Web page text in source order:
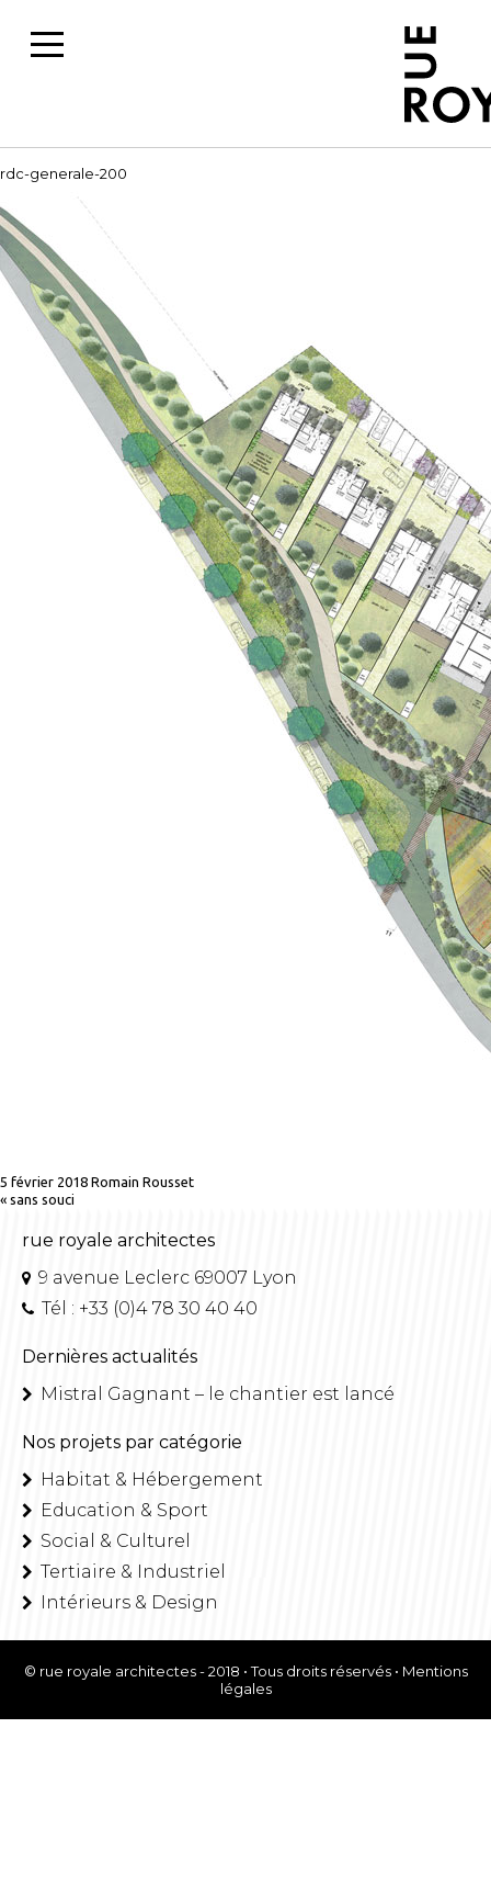
rdc-generale-200
5 février 2018 Romain Rousset
« sans souci
rue royale architectes
9 avenue Leclerc 69007 Lyon
Tél : +33 (0)4 78 30 40 40
Dernières actualités
Mistral Gagnant – le chantier est lancé
Nos projets par catégorie
Habitat & Hébergement
Education & Sport
Social & Culturel
Tertiaire & Industriel
Intérieurs & Design
© rue royale architectes - 2018 • Tous droits réservés • Mentions
légales